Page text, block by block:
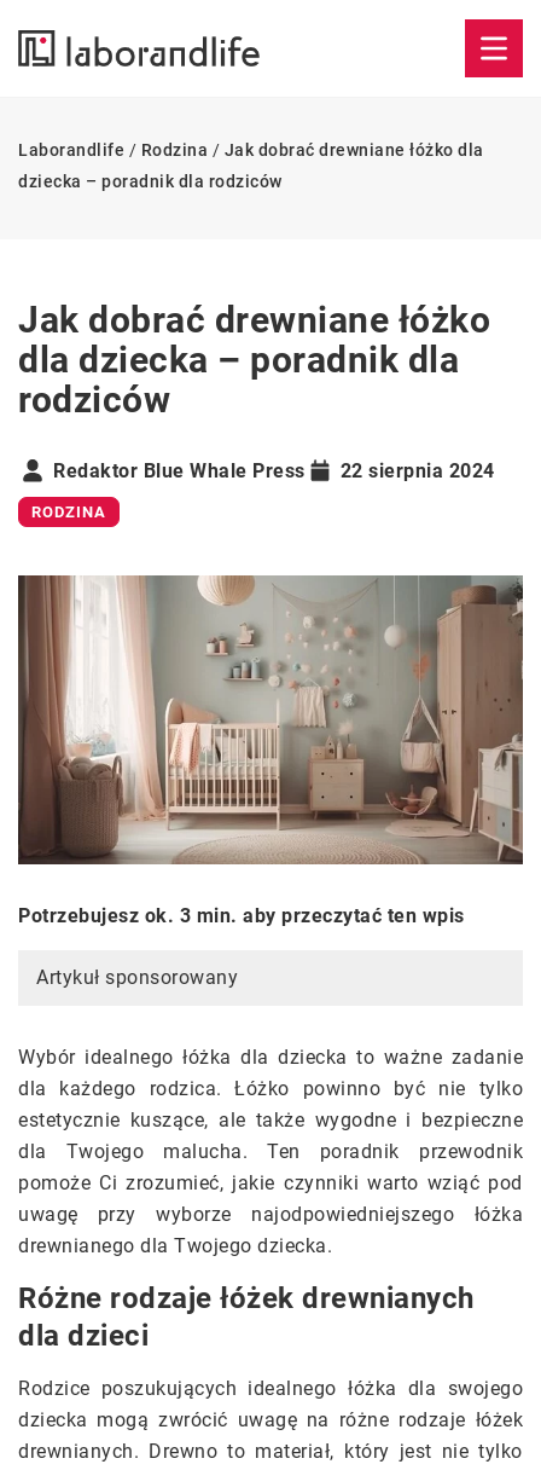
Laborandlife / Rodzina / Jak dobrać drewniane łóżko dla
dziecka – poradnik dla rodziców
Jak dobrać drewniane łóżko
dla dziecka – poradnik dla
rodziców
Redaktor Blue Whale Press 22 sierpnia 2024
RODZINA
Potrzebujesz ok. 3 min. aby przeczytać ten wpis
Artykuł sponsorowany
Wybór idealnego łóżka dla dziecka to ważne zadanie
dla każdego rodzica. Łóżko powinno być nie tylko
estetycznie kuszące, ale także wygodne i bezpieczne
dla Twojego malucha. Ten poradnik przewodnik
pomoże Ci zrozumieć, jakie czynniki warto wziąć pod
uwagę przy wyborze najodpowiedniejszego łóżka
drewnianego dla Twojego dziecka.
Różne rodzaje łóżek drewnianych
dla dzieci
Rodzice poszukujących idealnego łóżka dla swojego
dziecka mogą zwrócić uwagę na różne rodzaje łóżek
drewnianych. Drewno to materiał, który jest nie tylko